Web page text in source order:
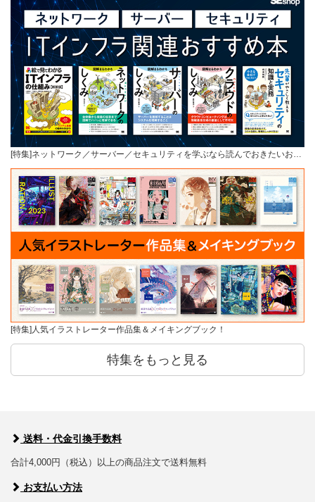
[特集]ネットワーク／サーバー／セキュリティを学ぶなら読んでおきたいお…
[特集]人気イラストレーター作品集＆メイキングブック！
特集をもっと見る
送料・代金引換手数料
合計4,000円（税込）以上の商品注文で送料無料
お支払い方法